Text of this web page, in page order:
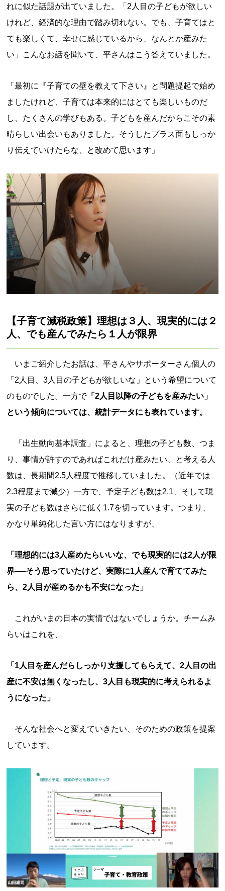
れに似た話題が出ていました。「2人目の子どもが欲しい
けれど、経済的な理由で踏み切れない。でも、子育てはと
ても楽しくて、幸せに感じているから、なんとか産みた
い」こんなお話を聞いて、平さんはこう答えていました。
「最初に『子育ての壁を教えて下さい』と問題提起で始め
ましたけれど、子育ては本来的にはとても楽しいものだ
し、たくさんの学びもある。子どもを産んだからこその素
晴らしい出会いもありました。そうしたプラス面もしっか
り伝えていけたらな、と改めて思います」
【子育て減税政策】理想は３人、現実的には２
人、でも産んでみたら１人が限界
いまご紹介したお話は、平さんやサポーターさん個人の
「2人目、3人目の子どもが欲しいな」という希望について
のものでした。一方で「2人目以降の子どもを産みたい」
という傾向については、統計データにも表れています。
「出生動向基本調査」によると、理想の子ども数、つま
り、事情が許すのであればこれだけ産みたい、と考える人
数は、長期間2.5人程度で推移していました。（近年では
2.3程度まで減少）一方で、予定子ども数は2.1、そして現
実の子ども数はさらに低く1.7を切っています。つまり、
かなり単純化した言い方にはなりますが、
「理想的には3人産めたらいいな、でも現実的には2人が限
界──そう思っていたけど、実際に1人産んで育ててみた
ら、2人目が産めるかも不安になった」
これがいまの日本の実情ではないでしょうか。チームみ
らいはこれを、
「1人目を産んだらしっかり支援してもらえて、2人目の出
産に不安は無くなったし、3人目も現実的に考えられるよ
うになった」
そんな社会へと変えていきたい、そのための政策を提案
しています。